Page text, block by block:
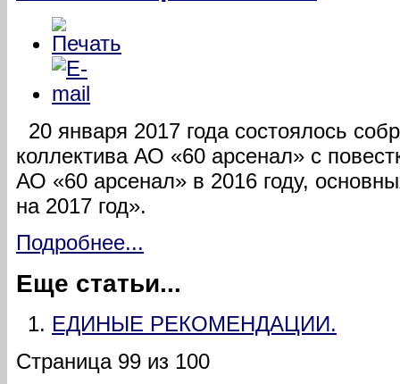
20 января 2017 года состоялось
коллектива АО «60 арсенал» с
АО «60 арсенал» в 2016 году,
на 2017 год».
Подробнее...
Еще статьи...
ЕДИНЫЕ РЕКОМЕНДАЦИИ.
Страница 99 из 100